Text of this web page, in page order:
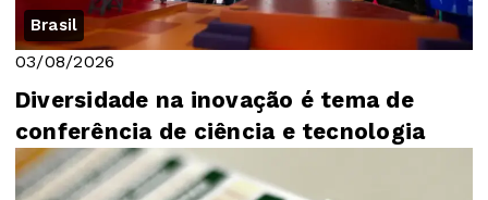
Brasil
03/08/2026
Diversidade na inovação é tema de
conferência de ciência e tecnologia